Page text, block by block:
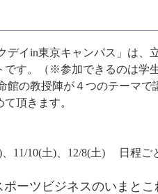
イin東京キャンパス」は、
です。（※参加できるのは学
の教授陣が４つのテーマで
頂きます。
、11/10(土)、12/8(土) 日程ご
ーツビジネスのいまとこ